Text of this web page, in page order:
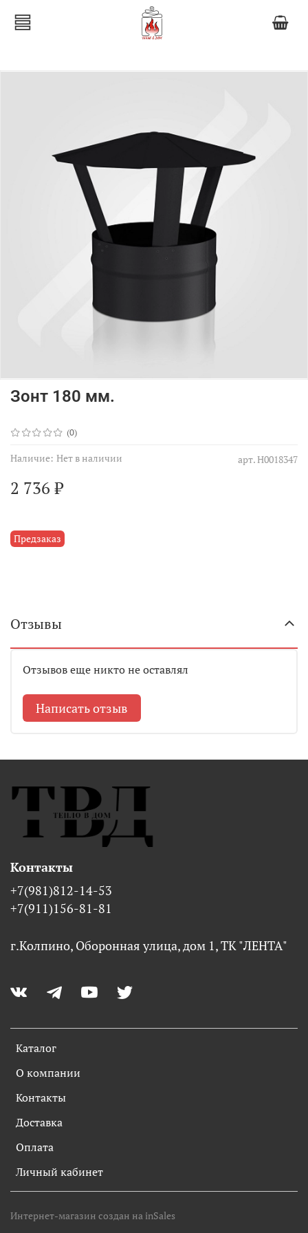
(0)
арт.Н0018347
Наличие: Нет в наличии
Предзаказ
Зонт 180 мм.
2 736 ₽
Отзывы
Отзывов еще никто не оставлял
Написать отзыв
Каталог
О компании
Контакты
Доставка
Оплата
Личный кабинет
Контакты
+7(981)812-14-53
+7(911)156-81-81
г.Колпино, Оборонная улица, дом 1, ТК "ЛЕНТА"
Интернет-магазин создан на inSales